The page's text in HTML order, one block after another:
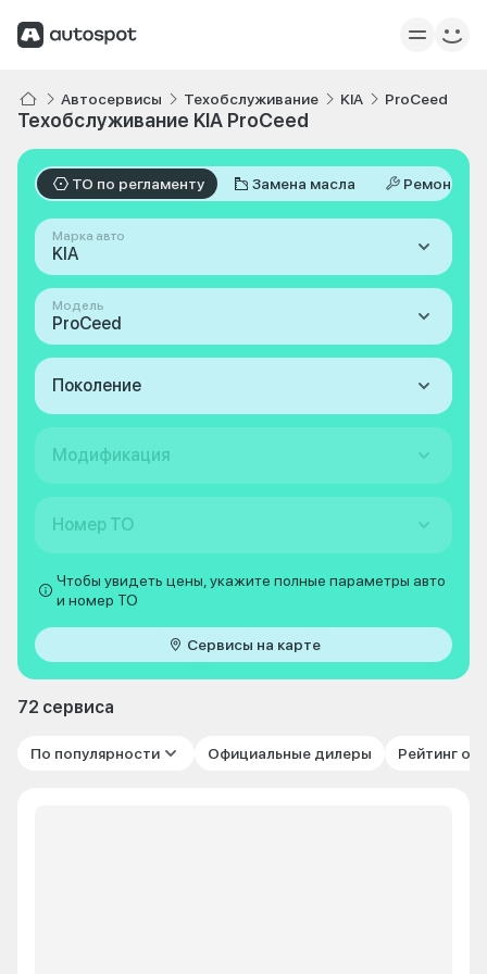
Автосервисы Техобслуживание KIA ProCeed
Техобслуживание KIA ProCeed
ТО по регламенту Замена масла Ремонт
Марка авто
KIA
Модель
ProCeed
Поколение
Модификация
Номер ТО
Чтобы увидеть цены, укажите полные параметры авто
и номер ТО
Сервисы на карте
72 сервиса
По популярности Официальные дилеры Рейтинг